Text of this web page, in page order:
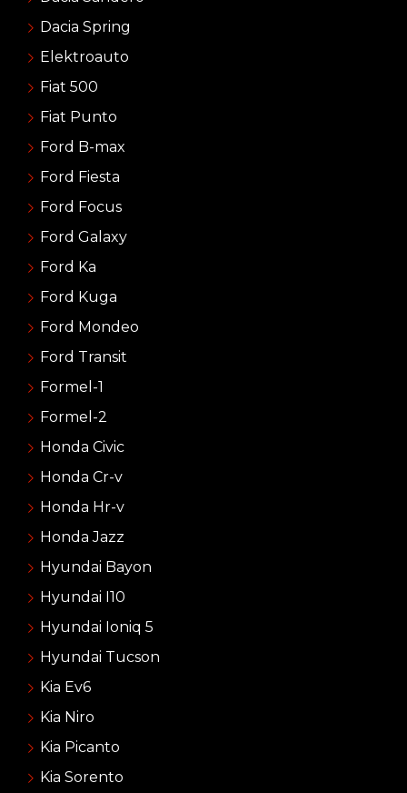
Dacia Spring
Elektroauto
Fiat 500
Fiat Punto
Ford B-max
Ford Fiesta
Ford Focus
Ford Galaxy
Ford Ka
Ford Kuga
Ford Mondeo
Ford Transit
Formel-1
Formel-2
Honda Civic
Honda Cr-v
Honda Hr-v
Honda Jazz
Hyundai Bayon
Hyundai I10
Hyundai Ioniq 5
Hyundai Tucson
Kia Ev6
Kia Niro
Kia Picanto
Kia Sorento